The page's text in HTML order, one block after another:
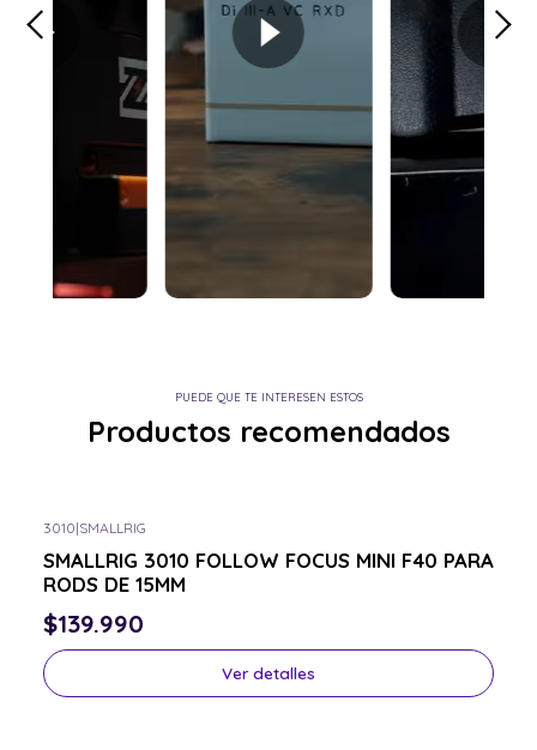
PUEDE QUE TE INTERESEN ESTOS
Productos recomendados
3010|SMALLRIG
SMALLRIG 3010 FOLLOW FOCUS MINI F40 PARA
RODS DE 15MM
$139.990
Ver detalles